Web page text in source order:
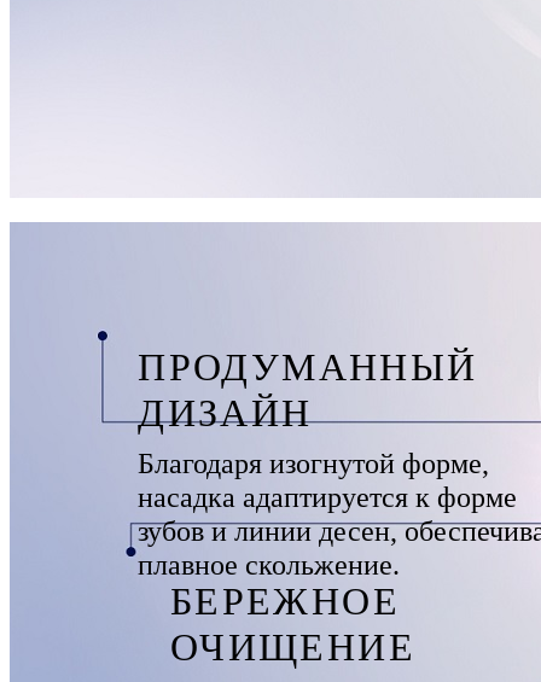
ПРОДУМАННЫЙ
ДИЗАЙН
Благодаря изогнутой форме,
насадка адаптируется к форме
зубов и линии десен,
плавное скольжение.
БЕРЕЖНОЕ
ОЧИЩЕНИЕ